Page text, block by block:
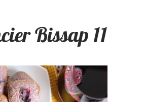
Bissap 11